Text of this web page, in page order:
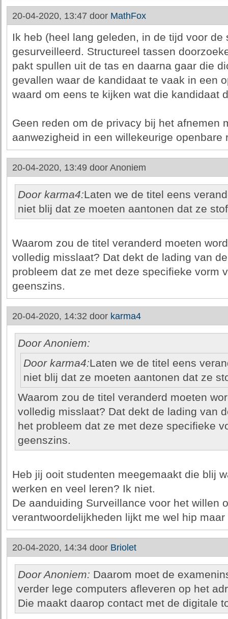
20-04-2020, 13:47 door MathFox
Ik heb (heel lang geleden, in de tijd voor de
gesurveilleerd. Structureel tassen
pakt spullen uit de tas en daarna gaar die
gevallen waar de kandidaat te vaak in een
waard om eens te kijken wat die kandidaat
Geen reden om de privacy bij het afnemen
aanwezigheid in een willekeurige openbare
20-04-2020, 13:49 door Anoniem
Door karma4:Laten we de titel eens
niet blij dat ze moeten aantonen dat ze
Waarom zou de titel veranderd moeten
volledig misslaat? Dat dekt de lading van
probleem dat ze met deze specifieke vorm
geenszins.
20-04-2020, 14:32 door karma4
Door Anoniem:
Door karma4:Laten we de titel eens
niet blij dat ze moeten aantonen dat ze
Waarom zou de titel veranderd moeten
volledig misslaat? Dat dekt de lading van
het probleem dat ze met deze specifieke
geenszins.
Heb jij ooit studenten meegemaakt die blij
werken en veel leren? Ik niet.
De aanduiding Surveillance voor het willen
verantwoordelijkheden lijkt me wel hip maar
20-04-2020, 14:34 door Briolet
Door Anoniem: Daarom moet de
verder lege computers afleveren op het
Die maakt daarop contact met de digitale